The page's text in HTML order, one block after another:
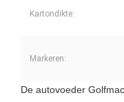
Kartondikte:
Markeren:
De autovoeder